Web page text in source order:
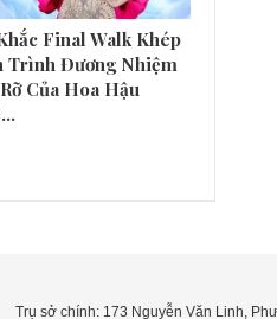
Final Walk Khép
Trình Đương Nhiệm
Của Hoa Hậu
Trụ sở chính: 173 Nguyễn Văn Linh,